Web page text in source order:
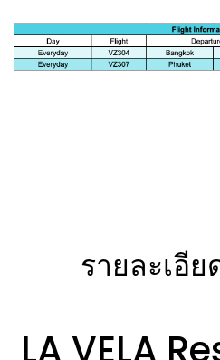
รายละเอีย
LA VELA